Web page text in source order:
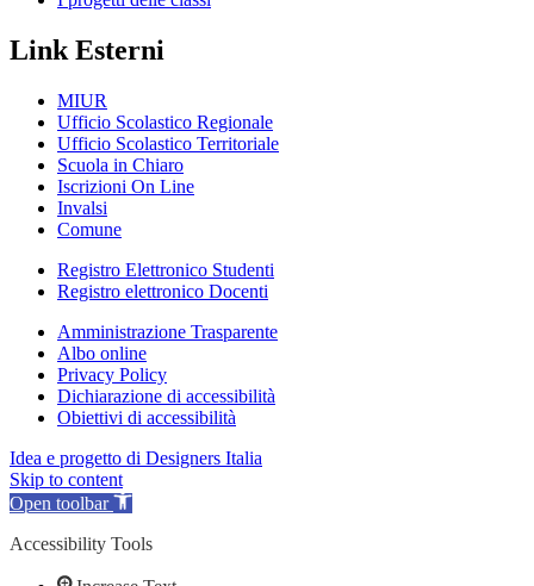
Link Esterni
MIUR
Ufficio Scolastico Regionale
Ufficio Scolastico Territoriale
Scuola in Chiaro
Iscrizioni On Line
Invalsi
Comune
Registro Elettronico Studenti
Registro elettronico Docenti
Amministrazione Trasparente
Albo online
Privacy Policy
Dichiarazione di accessibilità
Obiettivi di accessibilità
Idea e progetto di Designers Italia
Skip to content
Open toolbar
Accessibility Tools